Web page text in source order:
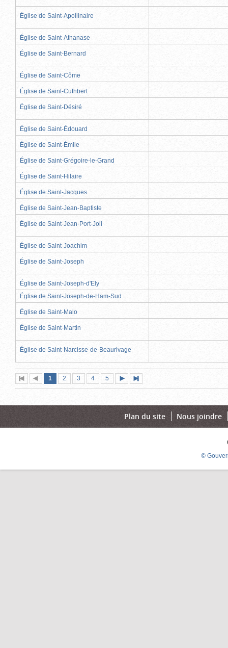
Église de Saint-Apollinaire
Église de Saint-Athanase
Église de Saint-Bernard
Église de Saint-Côme
Église de Saint-Cuthbert
Église de Saint-Désiré
Église de Saint-Édouard
Église de Saint-Émile
Église de Saint-Grégoire-le-Grand
Église de Saint-Hilaire
Église de Saint-Jacques
Église de Saint-Jean-Baptiste
Église de Saint-Jean-Port-Joli
Église de Saint-Joachim
Église de Saint-Joseph
Église de Saint-Joseph-d'Ely
Église de Saint-Joseph-de-Ham-Sud
Église de Saint-Malo
Église de Saint-Martin
Église de Saint-Narcisse-de-Beaurivage
Première
page
Page
précédente
Page
1 (page
actuelle)
Page
2 Page
3 Page
4 Page
5
suivante
page
Plan du site Nous joindre
©